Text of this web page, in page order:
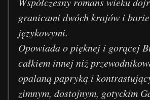
granicami dwóch krajów i
językowymi.
Opowiada o pięknej i gorącej
całkiem innej niż
opalaną papryką i
zimnym, dostojnym, gotyckim